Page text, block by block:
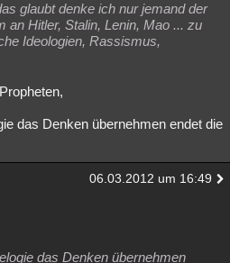
glaubt denke ich nur jemand der
an Hitler, Stalin, Lenin, Mao ... zu
Ideologien, Rassismus,
das Denken übernehmen endet die
06.03.2012 um 16:49
das Denken übernehmen